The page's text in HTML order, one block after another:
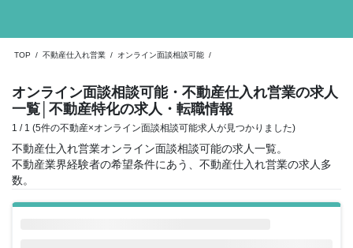
TOP / 不動産仕入れ営業 / オンライン面談相談可能 /
オンライン面談相談可能・不動産仕入れ営業の求人
一覧 │不動産特化の求人・転職情報
1 / 1 (5件の不動産×オンライン面談相談可能求人が見つかりました)
不動産仕入れ営業オンライン面談相談可能の求人一覧。
不動産業界経験者の希望条件にあう、不動産仕入れ営業の求人多
数。